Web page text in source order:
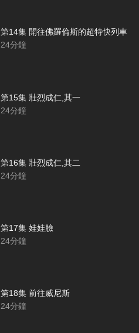
第14集 開往佛羅倫斯的超特快列車
24分鐘
第15集 壯烈成仁,其一
24分鐘
第16集 壯烈成仁,其二
24分鐘
第17集 娃娃臉
24分鐘
第18集 前往威尼斯
24分鐘